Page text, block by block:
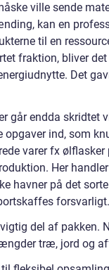
ville sende
kan en
til en
fraktion, bliver
Det
går endda skridtet
opgaver ind, som
varer fx ølflasker
Her
havner på det
forsvarligt.
del af pakken.
træ, jord og